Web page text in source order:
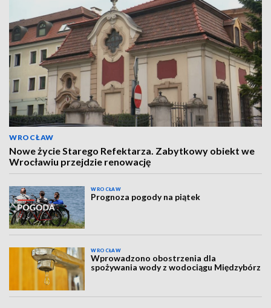
WROCŁAW
Nowe życie Starego Refektarza. Zabytkowy obiekt we
Wrocławiu przejdzie renowację
WROCŁAW
Prognoza pogody na piątek
WROCŁAW
Wprowadzono obostrzenia dla
spożywania wody z wodociągu Międzybórz